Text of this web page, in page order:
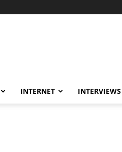
INTERNET INTERVIEWS